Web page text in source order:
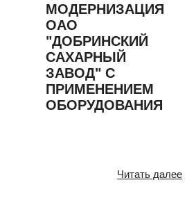
МОДЕРНИЗАЦИЯ
ОАО
"ДОБРИНСКИЙ
САХАРНЫЙ
ЗАВОД" С
ПРИМЕНЕНИЕМ
ОБОРУДОВАНИЯ
Читать далее